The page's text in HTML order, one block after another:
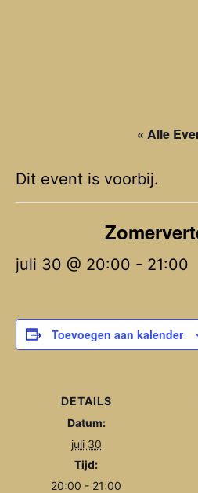
« Alle
Dit event is voorbij.
juli 30 @ 20:00 - 21:00
Toevoegen aan kalender
DETAILS
Datum:
juli 30
Tijd:
20:00 - 21:00